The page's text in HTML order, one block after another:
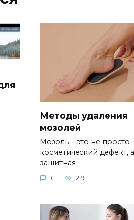
Методы удаления
мозолей
Мозоль – это не просто
косметический дефект, а
защитная
0 219